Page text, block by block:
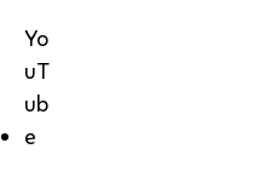
Yo
uT
ub
e